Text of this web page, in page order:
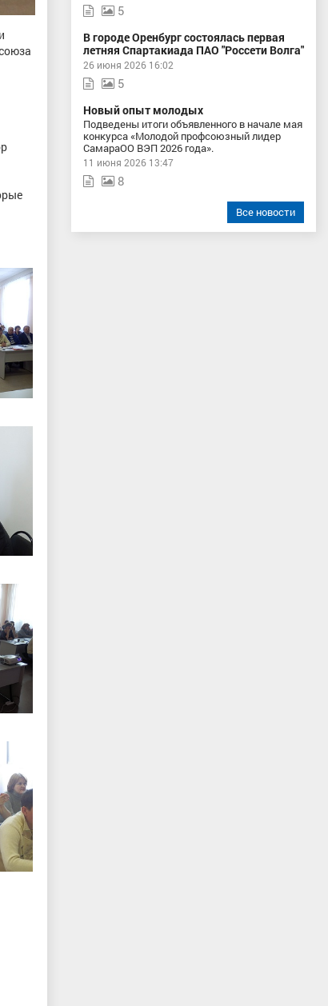
5
В городе Оренбург состоялась первая
летняя Спартакиада ПАО "Россети Волга"
26 июня 2026 16:02
5
Новый опыт молодых
Подведены итоги объявленного в начале мая
конкурса «Молодой профсоюзный лидер
СамараОО ВЭП 2026 года».
11 июня 2026 13:47
8
Все новости